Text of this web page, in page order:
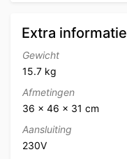
Extra informatie
Gewicht
15.7 kg
Afmetingen
36 × 46 × 31 cm
Aansluiting
230V